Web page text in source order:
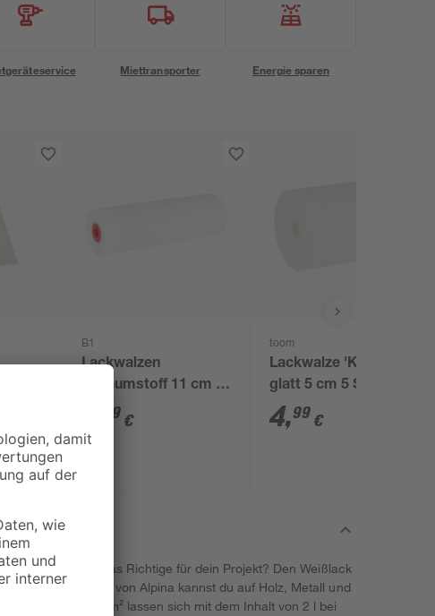
Miettransporter Energie sparen
B1
Lackwalzen
Schaumstoff 11 cm 5
Stück
79 €
toom
Lackwalze 'Komfort'
glatt 5 cm 5 Stück
4,99 €
Ist dieser hier das Richtige für dein Projekt? Den Weißlack
& Türenlack' von Alpina kannst du auf Holz, Metall und
von bis zu 26 m² lassen sich mit dem Inhalt von 2 l bei